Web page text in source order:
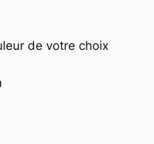
de votre choix